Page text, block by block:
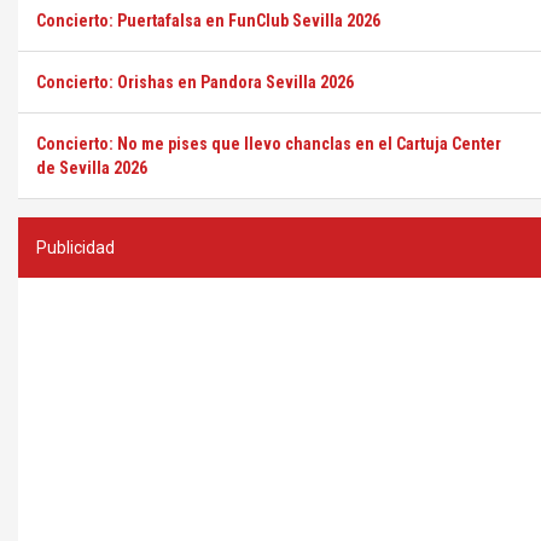
Concierto: Puertafalsa en FunClub Sevilla 2026
Concierto: Orishas en Pandora Sevilla 2026
Concierto: No me pises que llevo chanclas en el Cartuja Center
de Sevilla 2026
Publicidad